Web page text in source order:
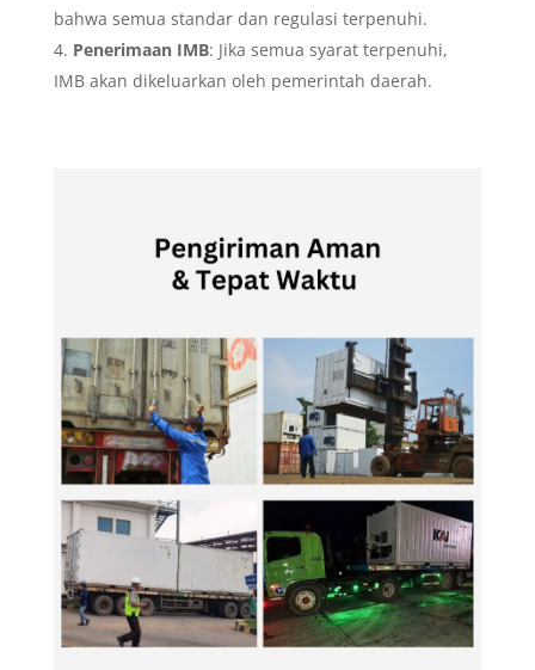
bahwa semua standar dan regulasi terpenuhi.
Penerimaan IMB: Jika semua syarat terpenuhi,
IMB akan dikeluarkan oleh pemerintah daerah.